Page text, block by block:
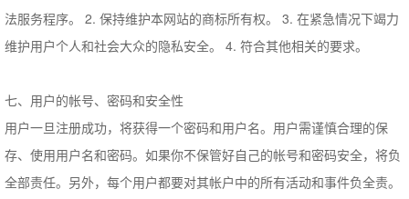
法服务程序。 2. 保持维护本网站的商标所有权。 3. 在紧急情况下竭力
维护用户个人和社会大众的隐私安全。 4. 符合其他相关的要求。
七、用户的帐号、密码和安全性
用户一旦注册成功，将获得一个密码和用户名。用户需谨慎合理的保
存、使用用户名和密码。如果你不保管好自己的帐号和密码安全，将负
全部责任。另外，每个用户都要对其帐户中的所有活动和事件负全责。